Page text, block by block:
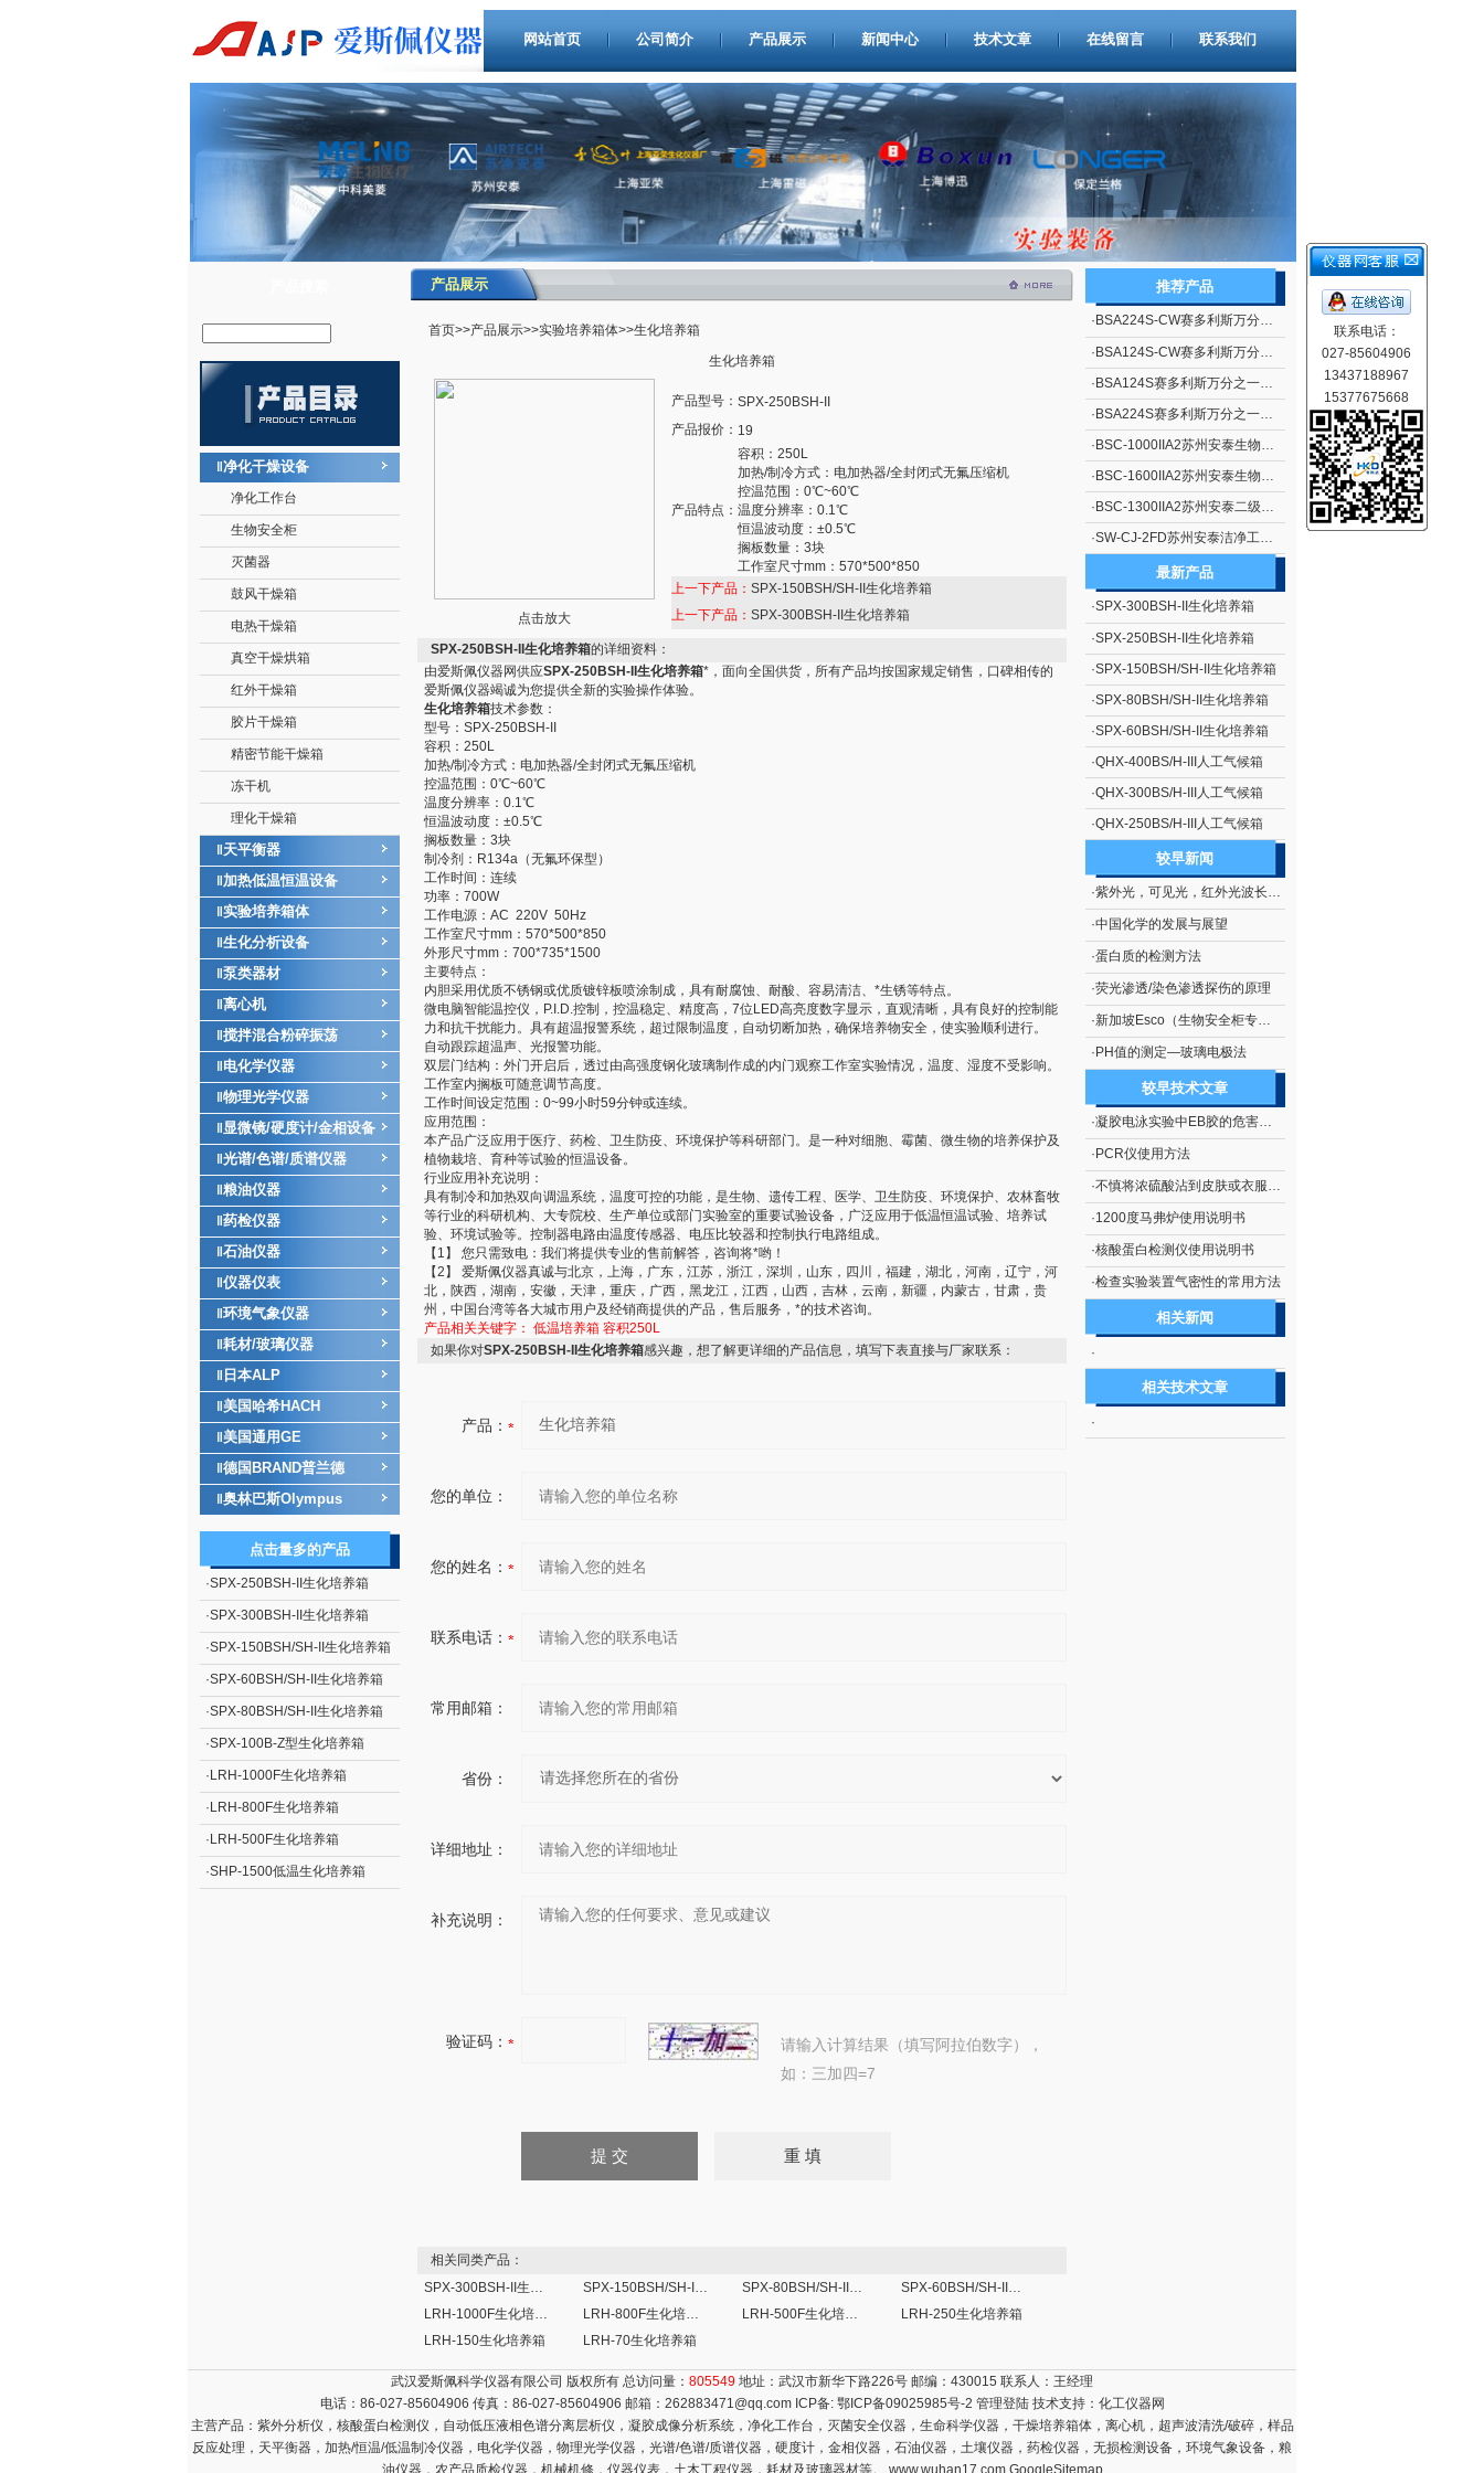
网站首页 公司简介 产品展示 新闻中心 技术文章 在线留言 联系我们
净化干燥设备
净化工作台
生物安全柜
灭菌器
鼓风干燥箱
电热干燥箱
真空干燥烘箱
红外干燥箱
胶片干燥箱
精密节能干燥箱
冻干机
理化干燥箱
天平衡器
加热低温恒温设备
实验培养箱体
生化分析设备
泵类器材
离心机
搅拌混合粉碎振荡
电化学仪器
物理光学仪器
显微镜/硬度计/金相设备
光谱/色谱/质谱仪器
粮油仪器
药检仪器
石油仪器
仪器仪表
环境气象仪器
耗材/玻璃仪器
日本ALP
美国哈希HACH
美国通用GE
德国BRAND普兰德
奥林巴斯Olympus
点击量多的产品
·SPX-250BSH-II生化培养箱
·SPX-300BSH-II生化培养箱
·SPX-150BSH/SH-II生化培养箱
·SPX-60BSH/SH-II生化培养箱
·SPX-80BSH/SH-II生化培养箱
·SPX-100B-Z型生化培养箱
· LRH-1000F生化培养箱
· LRH-800F生化培养箱
· LRH-500F生化培养箱
·SHP-1500低温生化培养箱
产品展示
首页>>产品展示>>实验培养箱体>>生化培养箱
生化培养箱
点击放大
产品型号： SPX-250BSH-II
产品报价： 19
产品特点：
容积：250L
加热/制冷方式：电加热器/全封闭式无氟压缩机
控温范围：0℃~60℃
温度分辨率：0.1℃
恒温波动度：±0.5℃
搁板数量：3块
工作室尺寸mm：570*500*850
上一下产品： SPX-150BSH/SH-II生化培养箱
上一下产品： SPX-300BSH-II生化培养箱
SPX-250BSH-II生化培养箱的详细资料：
由爱斯佩仪器网供应SPX-250BSH-II生化培养箱*，面向全国供货，所有产品均按国家规定销售，口碑相传的
爱斯佩仪器竭诚为您提供全新的实验操作体验。
生化培养箱技术参数：
型号：SPX-250BSH-II
容积：250L
加热/制冷方式：电加热器/全封闭式无氟压缩机
控温范围：0℃~60℃
温度分辨率：0.1℃
恒温波动度：±0.5℃
搁板数量：3块
制冷剂：R134a（无氟环保型）
工作时间：连续
功率：700W
工作电源：AC 220V 50Hz
工作室尺寸mm：570*500*850
外形尺寸mm：700*735*1500
主要特点：
内胆采用优质不锈钢或优质镀锌板喷涂制成，具有耐腐蚀、耐酸、容易清洁、*生锈等特点。
微电脑智能温控仪，P.I.D.控制，控温稳定、精度高，7位LED高亮度数字显示，直观清晰，具有良好的控制能
力和抗干扰能力。具有超温报警系统，超过限制温度，自动切断加热，确保培养物安全，使实验顺利进行。
自动跟踪超温声、光报警功能。
双层门结构：外门开启后，透过由高强度钢化玻璃制作成的内门观察工作室实验情况，温度、湿度不受影响。
工作室内搁板可随意调节高度。
工作时间设定范围：0~99小时59分钟或连续。
应用范围：
本产品广泛应用于医疗、药检、卫生防疫、环境保护等科研部门。是一种对细胞、霉菌、微生物的培养保护及
植物栽培、育种等试验的恒温设备。
行业应用补充说明：
具有制冷和加热双向调温系统，温度可控的功能，是生物、遗传工程、医学、卫生防疫、环境保护、农林畜牧
等行业的科研机构、大专院校、生产单位或部门实验室的重要试验设备，广泛应用于低温恒温试验、培养试
验、环境试验等。控制器电路由温度传感器、电压比较器和控制执行电路组成。
【1】 您只需致电：我们将提供专业的售前解答，咨询将*哟！
【2】 爱斯佩仪器真诚与北京，上海，广东，江苏，浙江，深圳，山东，四川，福建，湖北，河南，辽宁，河
北，陕西，湖南，安徽，天津，重庆，广西，黑龙江，江西，山西，吉林，云南，新疆，内蒙古，甘肃，贵
州，中国台湾等各大城市用户及经销商提供的产品，售后服务，*的技术咨询。
产品相关关键字： 低温培养箱 容积250L
如果你对SPX-250BSH-II生化培养箱感兴趣，想了解更详细的产品信息，填写下表直接与厂家联系：
产品：
您的单位：
您的姓名：
联系电话：
常用邮箱：
省份：
详细地址：
补充说明：
验证码：
请输入计算结果（填写阿拉伯数字），
如：三加四=7
相关同类产品：
SPX-300BSH-II生化培养箱
SPX-150BSH/SH-II生化培养箱 SPX-80BSH/SH-II生化培养箱
SPX-60BSH/SH-II生化培养箱
LRH-1000F生化培养箱
LRH-800F生化培养箱 LRH-500F生化培养箱
LRH-250生化培养箱
LRH-150生化培养箱
LRH-70生化培养箱
推荐产品
· BSA224S-CW赛多利斯万分之一电子天平
· BSA124S-CW赛多利斯万分之一电子天平
· BSA124S赛多利斯万分之一电子天平
· BSA224S赛多利斯万分之一电子天平
· BSC-1000IIA2苏州安泰生物安全柜
· BSC-1600IIA2苏州安泰生物安全柜
· BSC-1300IIA2苏州安泰二级生物安全柜（停产）
·SW-CJ-2FD苏州安泰洁净工作台单人单面、垂直送风 净化工作台 超净工作台
最新产品
·SPX-300BSH-II生化培养箱
·SPX-250BSH-II生化培养箱
·SPX-150BSH/SH-II生化培养箱
·SPX-80BSH/SH-II生化培养箱
·SPX-60BSH/SH-II生化培养箱
·QHX-400BS/H-III人工气候箱
·QHX-300BS/H-III人工气候箱
·QHX-250BS/H-III人工气候箱
较早新闻
·紫外光，可见光，红外光波长范围
·中国化学的发展与展望
·蛋白质的检测方法
·荧光渗透/染色渗透探伤的原理
·新加坡Esco（生物安全柜专业厂商）
· PH值的测定—玻璃电极法
较早技术文章
·凝胶电泳实验中EB胶的危害及处理措施
· PCR仪使用方法
·不慎将浓硫酸沾到皮肤或衣服上的处理方法
·1200度马弗炉使用说明书
·核酸蛋白检测仪使用说明书
·检查实验装置气密性的常用方法
相关新闻
·
相关技术文章
·
武汉爱斯佩科学仪器有限公司 版权所有 总访问量： 805549 地址：武汉市新华下路226号 邮编：430015 联系人：王经理
电话：86-027-85604906 传真：86-027-85604906 邮箱： 262883471@qq.comICP备:鄂ICP备09025985号-2 管理登陆 技术支持： 化工仪器网
主营产品： 紫外分析仪，核酸蛋白检测仪，自动低压液相色谱分离层析仪，凝胶成像分析系统，净化工作台，灭菌安全仪器，生命科学仪器，干燥培养箱体，离心机，超声波清洗/破碎，样品
反应处理，天平衡器，加热/恒温/低温制冷仪器，电化学仪器，物理光学仪器，光谱/色谱/质谱仪器，硬度计，金相仪器，石油仪器，土壤仪器，药检仪器，无损检测设备，环境气象设备，粮
油仪器，农产品质检仪器，机械机修，仪器仪表，土木工程仪器，耗材及玻璃器材等。
www.wuhan17.com GoogleSitemap
联系电话：
027-85604906
13437188967
15377675668